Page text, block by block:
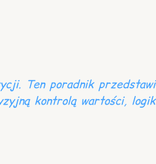
Ten poradnik
kontrolą wartości,